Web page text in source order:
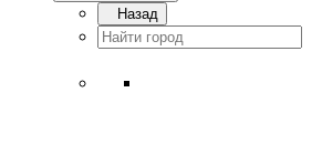
Назад